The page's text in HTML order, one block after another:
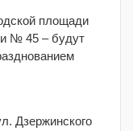
площади
№ 45 – будут
Дзержинского